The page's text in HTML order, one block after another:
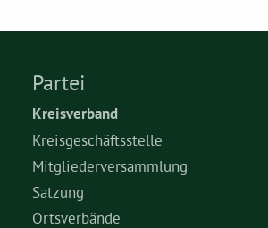
Partei
Kreisverband
Kreisgeschäftsstelle
Mitgliederversammlung
Satzung
Ortsverbände